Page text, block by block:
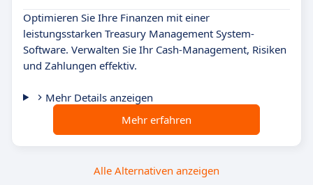
Optimieren Sie Ihre Finanzen mit einer
leistungsstarken Treasury Management System-
Software. Verwalten Sie Ihr Cash-Management, Risiken
und Zahlungen effektiv.
Mehr Details anzeigen
Mehr erfahren
Alle Alternativen anzeigen